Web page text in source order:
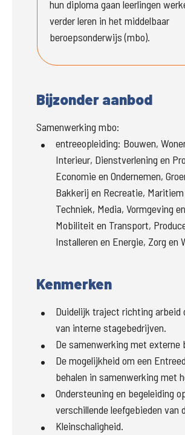
hun diploma gaan leerlingen
verder leren in het middelbaar
beroepsonderwijs (mbo).
Bijzonder aanbod
Samenwerking mbo:
entreeopleiding: Bouwen,
Interieur, Dienstverlening en
Economie en Ondernemen,
Bakkerij en Recreatie,
Techniek, Media, Vormgeving
Mobiliteit en Transport,
Installeren en Energie, Zorg en
Kenmerken
Duidelijk traject richting arbeid
van interne stagebedrijven.
De samenwerking met externe
De mogelijkheid om een
behalen in samenwerking met
Ondersteuning en begeleiding
verschillende leefgebieden van
Kleinschaligheid.